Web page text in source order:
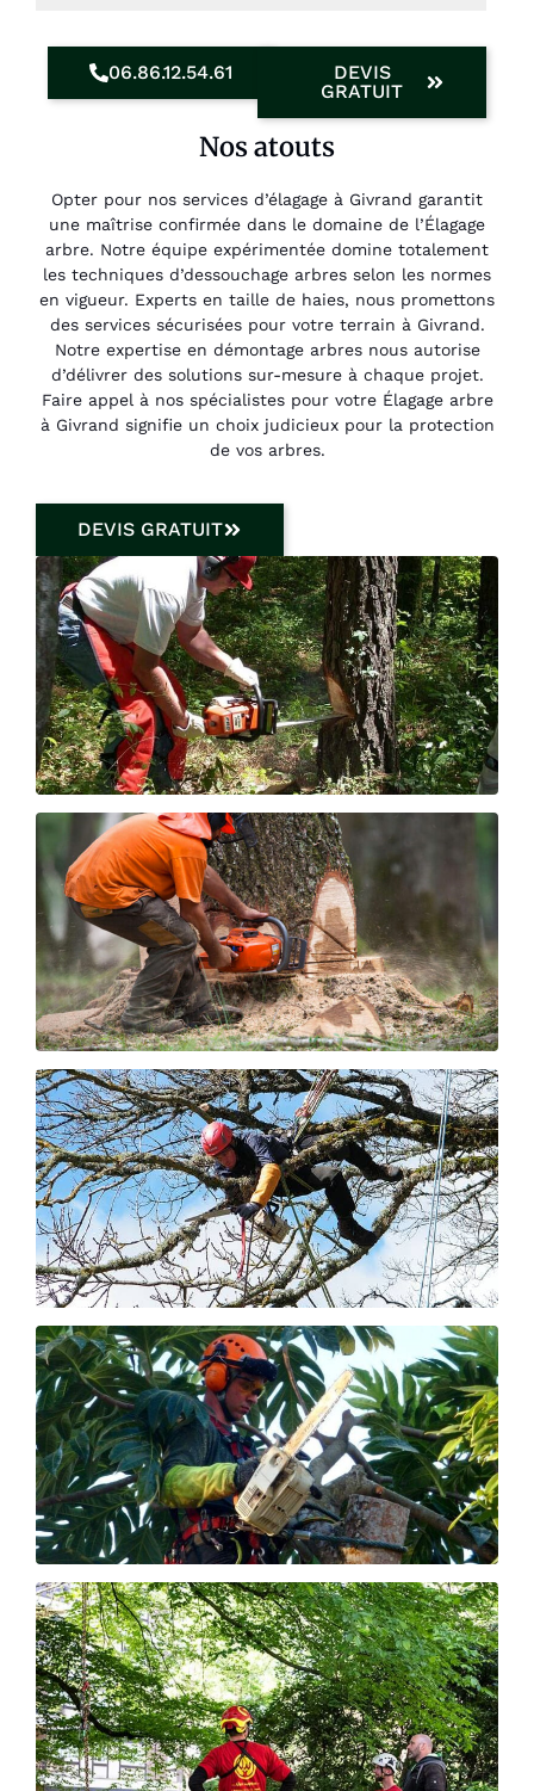
06.86.12.54.61
DEVIS
GRATUIT
Nos atouts
Opter pour nos services d’élagage à Givrand garantit
une maîtrise confirmée dans le domaine de l’Élagage
arbre. Notre équipe expérimentée domine totalement
les techniques d’dessouchage arbres selon les normes
en vigueur. Experts en taille de haies, nous promettons
des services sécurisées pour votre terrain à Givrand.
Notre expertise en démontage arbres nous autorise
d’délivrer des solutions sur-mesure à chaque projet.
Faire appel à nos spécialistes pour votre Élagage arbre
à Givrand signifie un choix judicieux pour la protection
de vos arbres.
DEVIS GRATUIT